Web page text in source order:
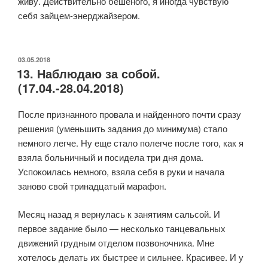
себя зайцем-энерджайзером.
ОПУБЛИКОВАНО
03.05.2018
13. Наблюдаю за собой.
(17.04.-28.04.2018)
После признанного провала и найденного почти сразу
решения (уменьшить задания до минимума) стало
немного легче. Ну еще стало полегче после того, как я
взяла больничный и посидела три дня дома.
Успокоилась немного, взяла себя в руки и начала
заново свой тринадцатый марафон.
Месяц назад я вернулась к занятиям сальсой. И
первое задание было — несколько танцевальных
движений грудным отделом позвоночника. Мне
хотелось делать их быстрее и сильнее. Красивее. И у